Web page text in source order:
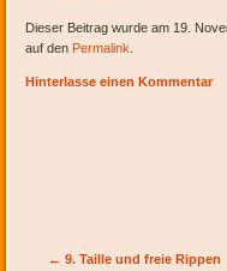
Dieser Beitrag wurde am 19.
auf den Permalink
Hinterlasse einen Kommentar
Artikel-Navigation
← 9. Taille und freie Rippen